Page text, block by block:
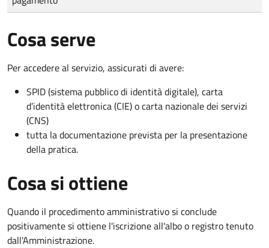
Cosa serve
Per accedere al servizio, assicurati di avere:
SPID (sistema pubblico di identità digitale), carta
d’identità elettronica (CIE) o carta nazionale dei servizi
(CNS)
tutta la documentazione prevista per la presentazione
della pratica.
Cosa si ottiene
Quando il procedimento amministrativo si conclude
positivamente si ottiene l'iscrizione all'albo o registro tenuto
dall'Amministrazione.